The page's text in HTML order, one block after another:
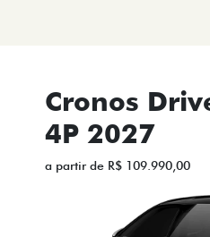
Cronos
4P 2027
a partir de R$ 109.990,00